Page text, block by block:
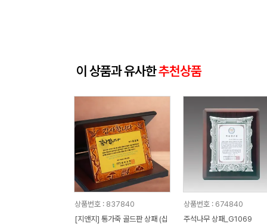
이 상품과 유사한추천상품
상품번호 : 837840
[지앤지] 통가죽 골드판 상패 (십
상품번호 : 674840
주석나무 상패_G1069